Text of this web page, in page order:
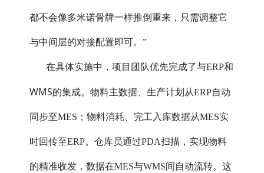
都不会像多米诺骨牌一样推倒重来，只需调整它
与中间层的对接配置即可。”
在具体实施中，项目团队优先完成了与ERP和
WMS的集成。物料主数据、生产计划从ERP自动
同步至MES；物料消耗、完工入库数据从MES实
时回传至ERP。仓库员通过PDA扫描，实现物料
的精准收发，数据在MES与WMS间自动流转。这